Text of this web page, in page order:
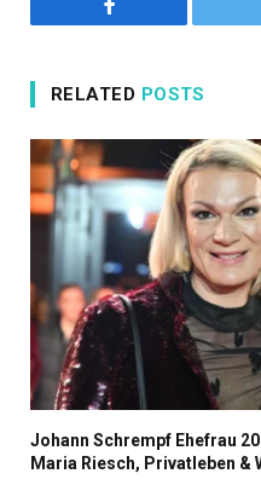
Facebook
RELATED POSTS
Johann Schrempf Ehefrau
Maria Riesch, Privatleben &